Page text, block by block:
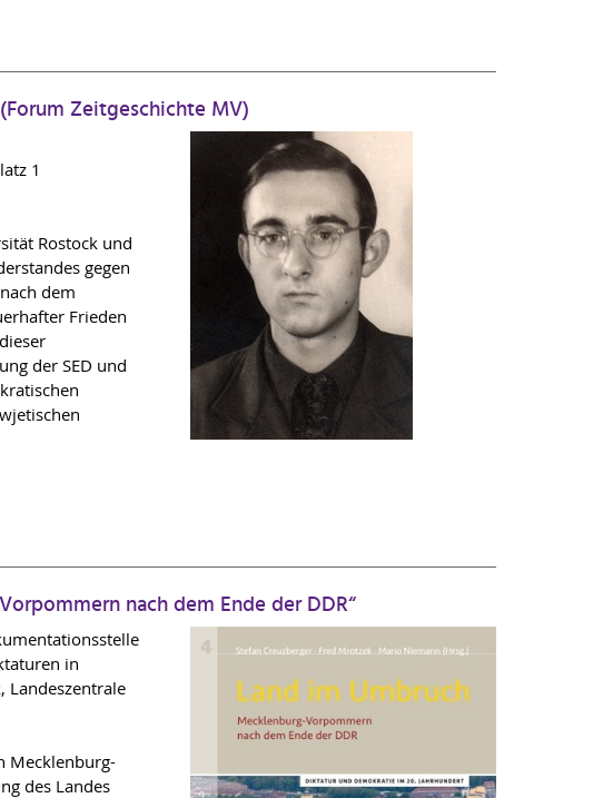
Zeitgeschichte MV)
1
Rostock und
gegen
dem
Frieden
der SED und
nach dem Ende der DDR“
in
Landeszentrale
Mecklenburg-
des Landes